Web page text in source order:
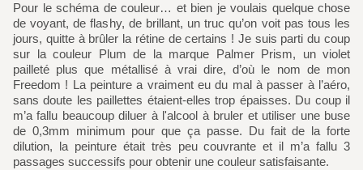
Pour le schéma de couleur… et bien je voulais quelque chose
de voyant, de flashy, de brillant, un truc qu’on voit pas tous les
jours, quitte à brûler la rétine de certains ! Je suis parti du coup
sur la couleur Plum de la marque Palmer Prism, un violet
pailleté plus que métallisé à vrai dire, d’où le nom de mon
Freedom ! La peinture a vraiment eu du mal à passer à l’aéro,
sans doute les paillettes étaient-elles trop épaisses. Du coup il
m’a fallu beaucoup diluer à l'alcool à bruler et utiliser une buse
de 0,3mm minimum pour que ça passe. Du fait de la forte
dilution, la peinture était très peu couvrante et il m’a fallu 3
passages successifs pour obtenir une couleur satisfaisante.